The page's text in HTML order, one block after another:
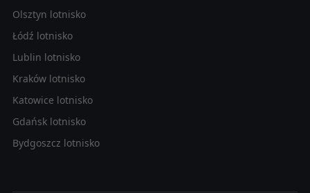
Olsztyn lotnisko
Łódź lotnisko
Lublin lotnisko
Kraków lotnisko
Katowice lotnisko
Gdańsk lotnisko
Bydgoszcz lotnisko